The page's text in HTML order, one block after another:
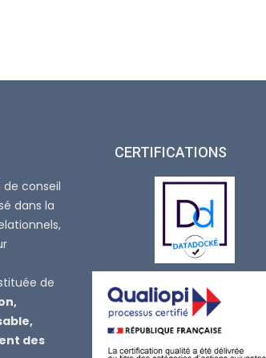
conseil
dans la
de
des
CERTIFICATIONS